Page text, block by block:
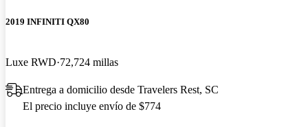
2019 INFINITI QX80
Luxe RWD 72,724 millas
Entrega a domicilio desde Travelers Rest, SC
El precio incluye envío de $774